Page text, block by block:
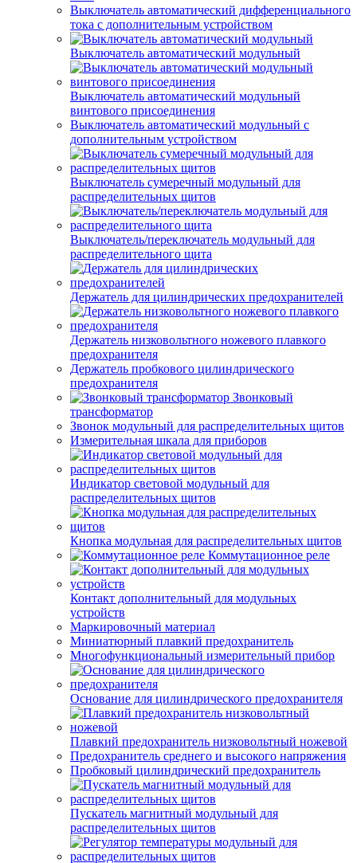
Выключатель автоматический дифференциального
тока с дополнительным устройством
Выключатель автоматический модульный
Выключатель автоматический модульный
винтового присоединения
Выключатель автоматический модульный с
дополнительным устройством
Выключатель сумеречный модульный для
распределительных щитов
Выключатель/переключатель модульный для
распределительного щита
Держатель для цилиндрических предохранителей
Держатель низковольтного ножевого плавкого
предохранителя
Держатель пробкового цилиндрического
предохранителя
Звонковый
трансформатор
Звонок модульный для распределительных щитов
Измерительная шкала для приборов
Индикатор световой модульный для
распределительных щитов
Кнопка модульная для распределительных щитов
Коммутационное реле
Контакт дополнительный для модульных
устройств
Маркировочный материал
Миниатюрный плавкий предохранитель
Многофункциональный измерительный прибор
Основание для цилиндрического предохранителя
Плавкий предохранитель низковольтный ножевой
Предохранитель среднего и высокого напряжения
Пробковый цилиндрический предохранитель
Пускатель магнитный модульный для
распределительных щитов